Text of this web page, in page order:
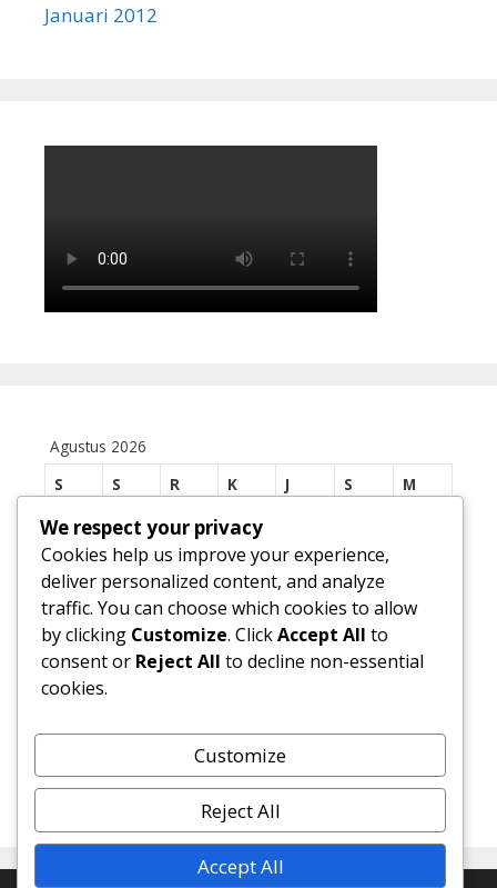
Januari 2012
Agustus 2026
S
S R K J S
M
3
4 5 6 8
10
11 12 13 14 15
16
17
18 19 20 21 22
24
31
« Jul
We respect your privacy
Cookies help us improve your experience,
deliver personalized content, and analyze
traffic. You can choose which cookies to allow
by clicking Customize. ClickAccept All to
consent or Reject All to decline non-essential
cookies.
Customize
Reject All
Accept All